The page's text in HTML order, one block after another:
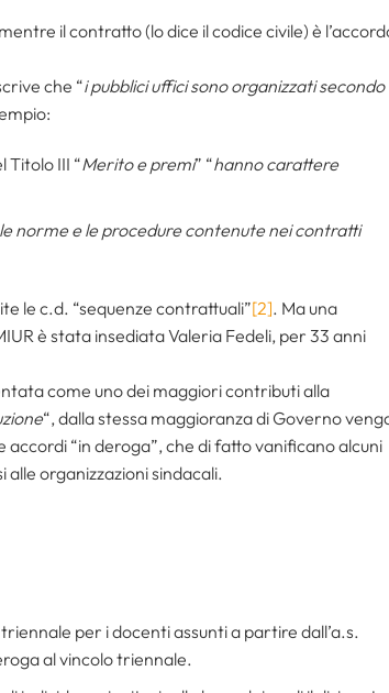
il contratto (lo dice il codice civile) è
che “i pubblici uffici sono organizzati secondo
Titolo III “Merito e premi” “hanno carattere
norme e le procedure contenute nei contratti
le c.d. “sequenze contrattuali”[2]. Ma una
è stata insediata Valeria Fedeli, per 33 anni
come uno dei maggiori contributi alla
“, dalla stessa maggioranza di Governo
“in deroga”, che di fatto vanificano alcuni
alle organizzazioni sindacali.
per i docenti assunti a partire dall’a.s.
al vincolo triennale.